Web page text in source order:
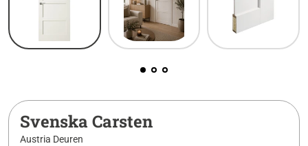
Svenska Carsten
Austria Deuren